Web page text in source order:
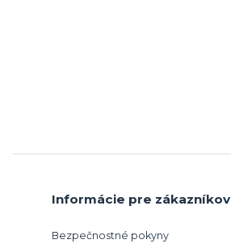
Informácie pre zákazníkov
Bezpečnostné pokyny